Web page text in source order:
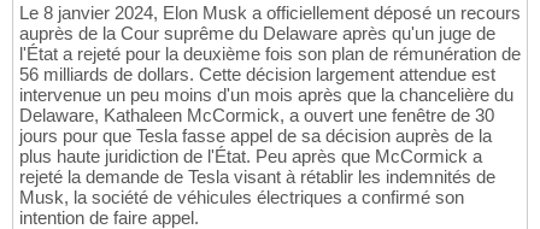
Le 8 janvier 2024, Elon Musk a officiellement déposé un recours
auprès de la Cour suprême du Delaware après qu'un juge de
l'État a rejeté pour la deuxième fois son plan de rémunération de
56 milliards de dollars. Cette décision largement attendue est
intervenue un peu moins d'un mois après que la chancelière du
Delaware, Kathaleen McCormick, a ouvert une fenêtre de 30
jours pour que Tesla fasse appel de sa décision auprès de la
plus haute juridiction de l'État. Peu après que McCormick a
rejeté la demande de Tesla visant à rétablir les indemnités de
Musk, la société de véhicules électriques a confirmé son
intention de faire appel.